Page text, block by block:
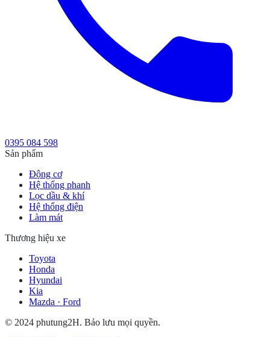
0395 084 598
Sản phẩm
Động cơ
Hệ thống phanh
Lọc dầu & khí
Hệ thống điện
Làm mát
Thương hiệu xe
Toyota
Honda
Hyundai
Kia
Mazda · Ford
© 2024 phutung2H. Bảo lưu mọi quyền.